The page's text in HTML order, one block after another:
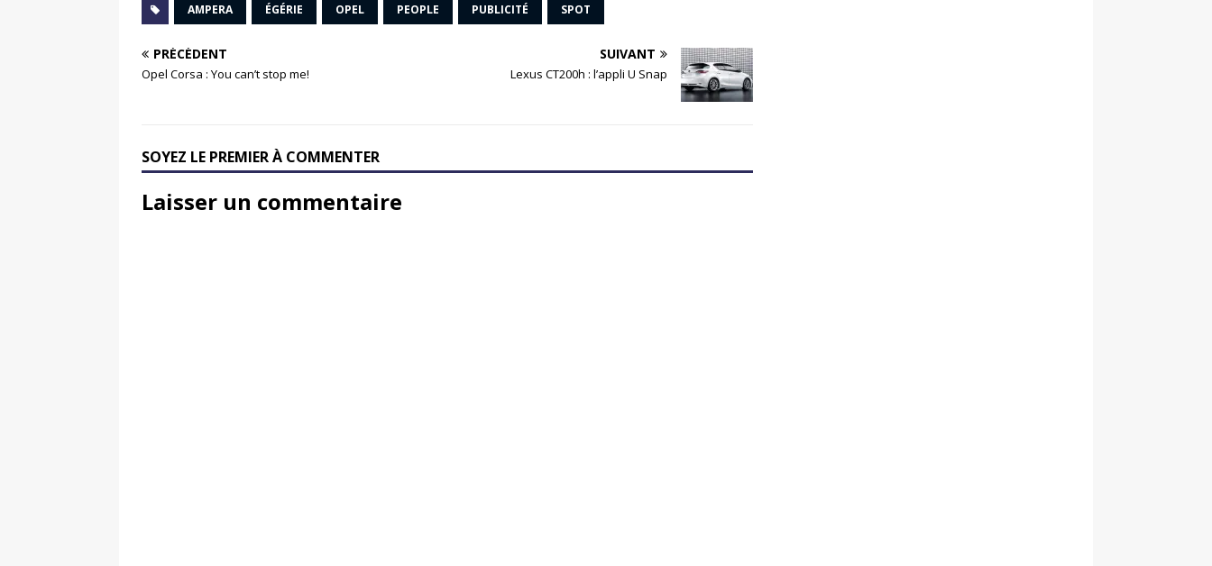
AMPERA ÉGÉRIE OPEL PEOPLE PUBLICITÉ SPOT
PRÉCÉDENT
Opel Corsa : You can’t stop me!
SUIVANT
Lexus CT200h : l’appli U Snap
SOYEZ LE PREMIER À COMMENTER
Laisser un commentaire